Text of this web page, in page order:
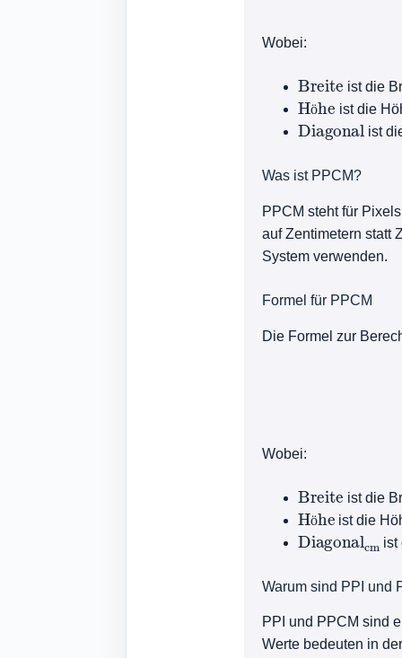
Wobei:
Breite
ist die
ö
Höhe
ist die
Diagonal
ist
Was ist PPCM?
PPCM steht für
auf Zentimetern statt
System verwenden.
Formel für PPCM
Die Formel zur
Wobei:
Breite
ist die
ö
Höhe
ist die
Diagonal cm
ist
Warum sind PPI und
PPI und PPCM sind
Werte bedeuten in